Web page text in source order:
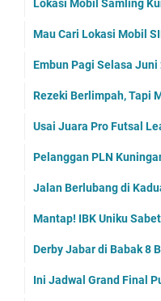
Lokasi Mobil Samling
Mau Cari Lokasi Mobil
Embun Pagi Selasa
Rezeki Berlimpah, Tapi
Usai Juara Pro Futsal
Pelanggan PLN
Jalan Berlubang di
Mantap! IBK Uniku
Derby Jabar di Babak 8
Ini Jadwal Grand Final